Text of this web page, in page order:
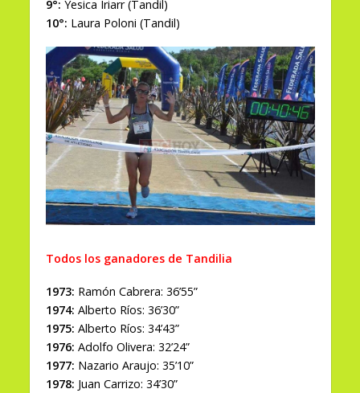
9°: Yesica Iriarr (Tandil)
10°: Laura Poloni (Tandil)
Todos los ganadores de Tandilia
1973: Ramón Cabrera: 36’55”
1974: Alberto Ríos: 36’30”
1975: Alberto Ríos: 34’43”
1976: Adolfo Olivera: 32’24”
1977: Nazario Araujo: 35’10”
1978: Juan Carrizo: 34’30”